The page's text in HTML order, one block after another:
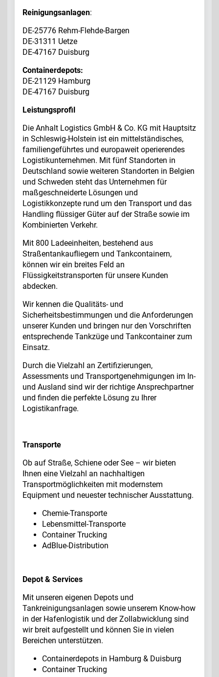
Reinigungsanlagen:
DE-25776 Rehm-Flehde-Bargen
DE-31311 Uetze
DE-47167 Duisburg
Containerdepots:
DE-21129 Hamburg
DE-47167 Duisburg
Leistungsprofil
Die Anhalt Logistics GmbH & Co. KG mit Hauptsitz
in Schleswig-Holstein ist ein mittelständisches,
familiengeführtes und europaweit operierendes
Logistikunternehmen. Mit fünf Standorten in
Deutschland sowie weiteren Standorten in Belgien
und Schweden steht das Unternehmen für
maßgeschneiderte Lösungen und
Logistikkonzepte rund um den Transport und das
Handling flüssiger Güter auf der Straße sowie im
Kombinierten Verkehr.
Mit 800 Ladeeinheiten, bestehend aus
Straßentankaufliegern und Tankcontainern,
können wir ein breites Feld an
Flüssigkeitstransporten für unsere Kunden
abdecken.
Wir kennen die Qualitäts- und
Sicherheitsbestimmungen und die Anforderungen
unserer Kunden und bringen nur den Vorschriften
entsprechende Tankzüge und Tankcontainer zum
Einsatz.
Durch die Vielzahl an Zertifizierungen,
Assessments und Transportgenehmigungen im In-
und Ausland sind wir der richtige Ansprechpartner
und finden die perfekte Lösung zu Ihrer
Logistikanfrage.
Transporte
Ob auf Straße, Schiene oder See – wir bieten
Ihnen eine Vielzahl an nachhaltigen
Transportmöglichkeiten mit modernstem
Equipment und neuester technischer Ausstattung.
Chemie-Transporte
Lebensmittel-Transporte
Container Trucking
AdBlue-Distribution
Depot & Services
Mit unseren eigenen Depots und
Tankreinigungsanlagen sowie unserem Know-how
in der Hafenlogistik und der Zollabwicklung sind
wir breit aufgestellt und können Sie in vielen
Bereichen unterstützen.
Containerdepots in Hamburg & Duisburg
Container Trucking